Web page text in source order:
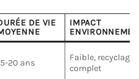
DE VIE
IMPACT
20 ans
Faible, recyclage
complet